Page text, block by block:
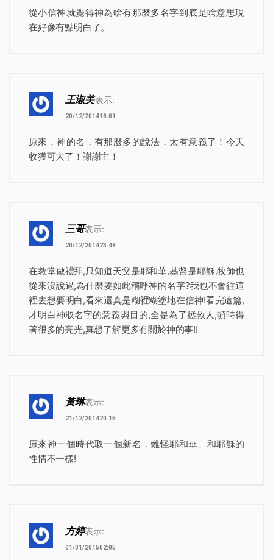
從小信神就覺得神為啥有那麼多名字到底是啥意思現
在好像有點明白了。
王淑美表示:
20/12/201418:01
原來，神的名，有那麼多的說法，太有意義了！今天
收獲可大了！謝謝主！
三哥表示:
20/12/201423:48
在教堂做禮拜,只知道天父是耶和華,基督是耶穌,牧師也
從來沒說過,為什麼要如此稱呼神的名字?我也不會往這
裡去想要明白,看來還真是糊裡糊塗地在信神!看完這篇,
才明白神取名字的意義與目的,全是為了拯救人,頓時得
著很多的亮光,真想了解更多有關於神的事!!
黃琳表示:
21/12/201420:15
原來神一個時代取一個新名，難怪耶和華、和耶穌的
性情不一樣!
方婷表示:
01/01/201502:05